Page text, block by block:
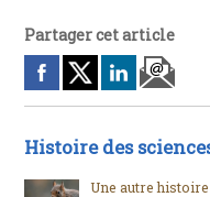
Partager cet article
Histoire des
Une autre